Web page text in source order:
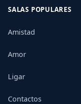
SALAS POPULARES
Amistad
Amor
Ligar
Contactos